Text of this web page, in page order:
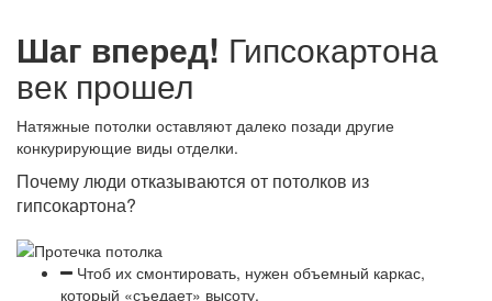
Шаг вперед! Гипсокартона
век прошел
Натяжные потолки оставляют далеко позади другие
конкурирующие виды отделки.
Почему люди отказываются от потолков из
гипсокартона?
Чтоб их смонтировать, нужен объемный каркас,
который «съедает» высоту.